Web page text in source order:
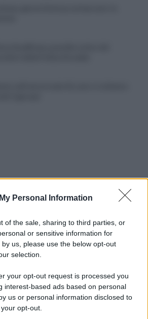
Personal Information
of the sale, sharing to third parties, or
or sensitive information for
us, please use the below opt-out
selection.
your opt-out request is processed you
interest-based ads based on personal
us or personal information disclosed to
opt-out.
un'altra notte di sangue: uomo accoltellato
vicino al traliccio dell'energia elettrica,
i pompieri